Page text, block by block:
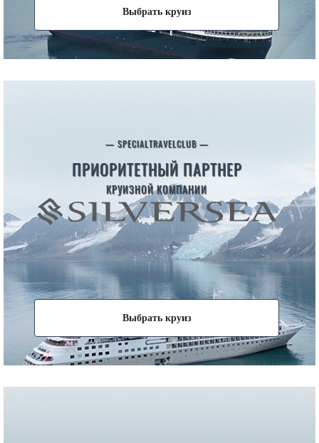
Выбрать круиз
— SPECIALTRAVELCLUB —
ПРИОРИТЕТНЫЙ ПАРТНЕР
КРУИЗНОЙ КОМПАНИИ
Выбрать круиз